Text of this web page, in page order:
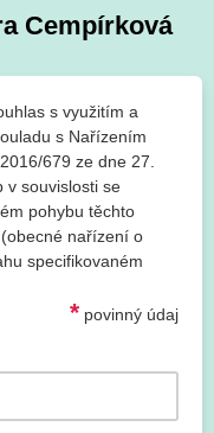
Cempírková
s využitím a
s Nařízením
679 ze dne 27.
v souvislosti se
pohybu těchto
nařízení o
specifikovaném
* povinný údaj